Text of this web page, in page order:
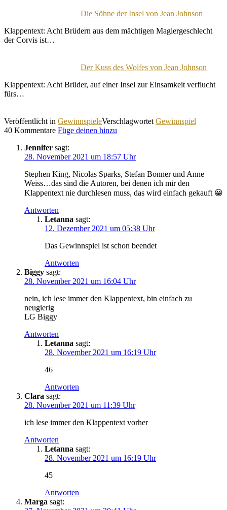
Die Söhne der Insel von Jean Johnson
Klappentext: Acht Brüdern aus dem mächtigen Magiergeschlecht
der Corvis ist…
Der Kuss des Wolfes von Jean Johnson
Klappentext: Acht Brüder, auf einer Insel zur Einsamkeit verflucht
fürs…
Veröffentlicht in GewinnspieleVerschlagwortet Gewinnspiel
40 Kommentare Füge deinen hinzu
Jennifer sagt:
28. November 2021 um 18:57 Uhr
Stephen King, Nicolas Sparks, Stefan Bonner und Anne
Weiss…das sind die Autoren, bei denen ich mir den
Klappentext nie durchlesen muss, das wird einfach gekauft 😀
Antworten
Letanna sagt:
12. Dezember 2021 um 05:38 Uhr
Das Gewinnspiel ist schon beendet
Antworten
Biggy sagt:
28. November 2021 um 16:04 Uhr
nein, ich lese immer den Klappentext, bin einfach zu
neugierig
LG Biggy
Antworten
Letanna sagt:
28. November 2021 um 16:19 Uhr
46
Antworten
Clara sagt:
28. November 2021 um 11:39 Uhr
ich lese immer den Klappentext vorher
Antworten
Letanna sagt:
28. November 2021 um 16:19 Uhr
45
Antworten
Marga sagt: